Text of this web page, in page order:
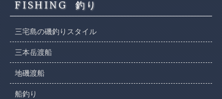
FISHING 釣り
三宅島の磯釣りスタイル
三本岳渡船
地磯渡船
船釣り